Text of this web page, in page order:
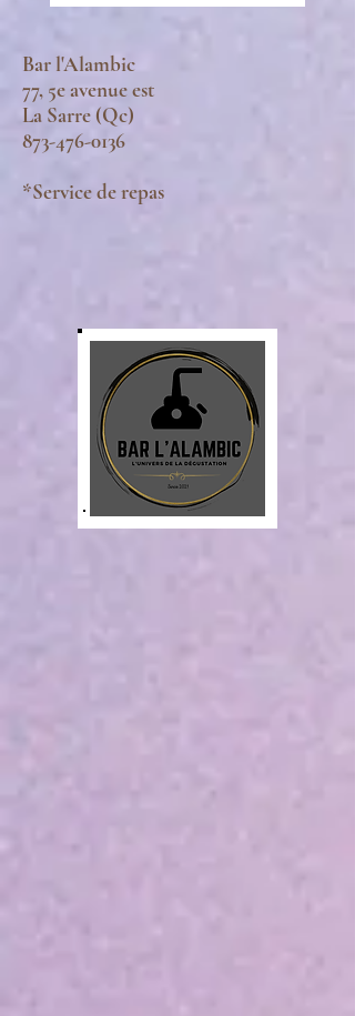
Bar l'Alambic
77, 5e avenue est
La Sarre (Qc)
873-476-0136
*Service de repas